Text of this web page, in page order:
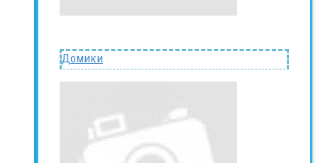
Домики